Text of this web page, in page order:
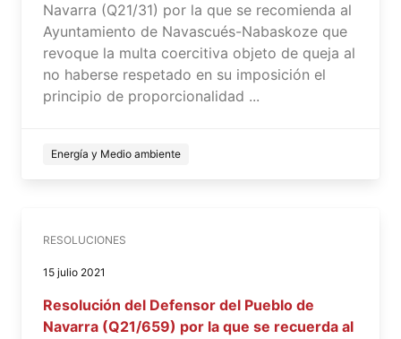
Navarra (Q21/31) por la que se recomienda al
Ayuntamiento de Navascués-Nabaskoze que
revoque la multa coercitiva objeto de queja al
no haberse respetado en su imposición el
principio de proporcionalidad ...
Energía y Medio ambiente
RESOLUCIONES
15 julio 2021
Resolución del Defensor del Pueblo de
Navarra (Q21/659) por la que se recuerda al